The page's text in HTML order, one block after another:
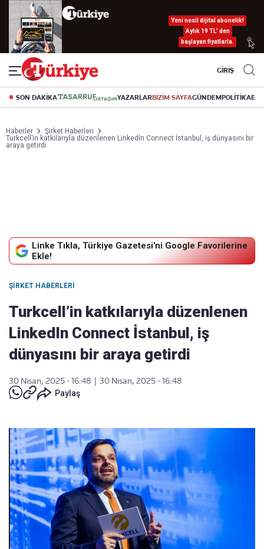
Yeni nesil dijital abonelik!
Aylık 19 TL’ den
başlayan fiyatlarla.
GİRİŞ
SON DAKİKA YAZARLARBİZİM SAYFAGÜNDEMPOLİTİKA
Haberler
Şirket Haberleri
Turkcell’in katkılarıyla düzenlenen LinkedIn Connect İstanbul, iş dünyasını bir
araya getirdi
Linke Tıkla, Türkiye Gazetesi'ni Google Favorilerine
Ekle!
ŞIRKET HABERLERI
Turkcell’in katkılarıyla düzenlenen
LinkedIn Connect İstanbul, iş
dünyasını bir araya getirdi
30 Nisan, 2025 - 16:48
30 Nisan, 2025 - 16:48
Paylaş